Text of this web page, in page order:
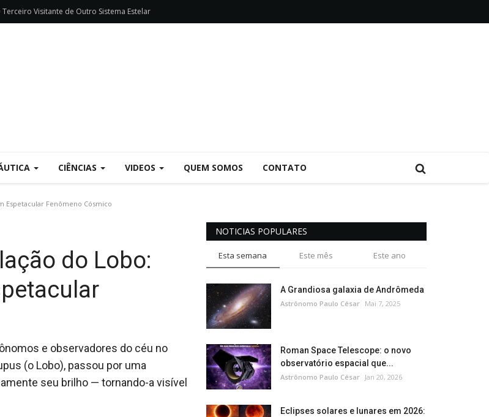
Visitante de Outro Sistema Estelar
CIÊNCIAS VIDEOS QUEM SOMOS CONTATO
Espetacular Fenômeno Cósmico
do Lobo:
e observadores do céu no
(o Lobo), passou por uma
seu brilho — tornando-a visível
NOTICIAS POPULARES
Esta semana Este mês Este ano
A Grandiosa galaxia de Andrômeda
Astrônomo Paulo César Mai 7, 2025
Roman Space Telescope: o novo
observatório espacial que...
Astrônomo Paulo César Jan 20, 2026
Eclipses solares e lunares em 2026: